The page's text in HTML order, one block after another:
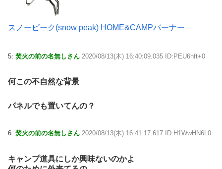
スノーピーク(snow peak) HOME&CAMPバーナー
5: 焚火の前の名無しさん 2020/08/13(木) 16:40:09.035 ID:PEU6hft+0
何この不自然な背景
パネルでも置いてんの？
6: 焚火の前の名無しさん 2020/08/13(木) 16:41:17.617 ID:H1WwHN6L0
キャンプ道具にしか興味ないのかよ